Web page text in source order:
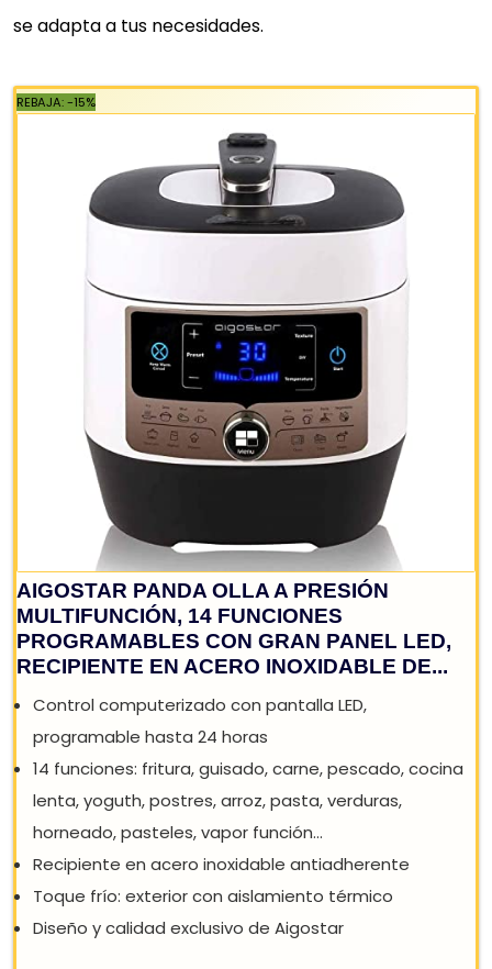
se adapta a tus necesidades.
REBAJA: -15%
AIGOSTAR PANDA OLLA A PRESIÓN
MULTIFUNCIÓN, 14 FUNCIONES
PROGRAMABLES CON GRAN PANEL LED,
RECIPIENTE EN ACERO INOXIDABLE DE...
Control computerizado con pantalla LED,
programable hasta 24 horas
14 funciones: fritura, guisado, carne, pescado,